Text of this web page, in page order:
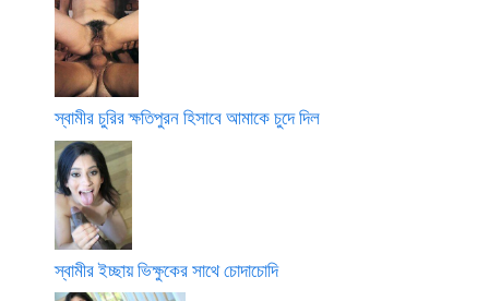
স্বামীর চুরির ক্ষতিপুরন হিসাবে আমাকে চুদে দিল
স্বামীর ইচ্ছায় ভিক্ষুকের সাথে চোদাচোদি